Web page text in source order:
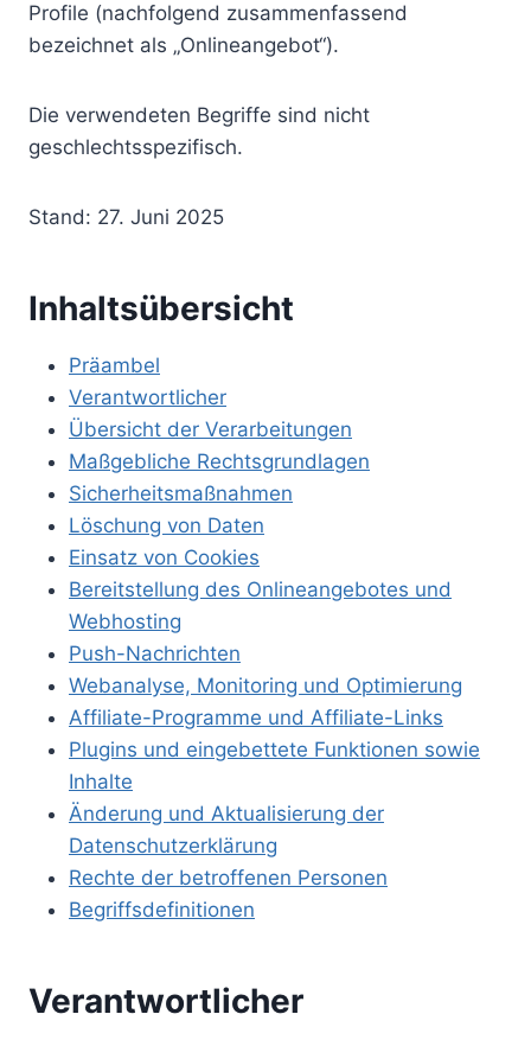
Profile (nachfolgend zusammenfassend
bezeichnet als „Onlineangebot“).
Die verwendeten Begriffe sind nicht
geschlechtsspezifisch.
Stand: 27. Juni 2025
Inhaltsübersicht
Präambel
Verantwortlicher
Übersicht der Verarbeitungen
Maßgebliche Rechtsgrundlagen
Sicherheitsmaßnahmen
Löschung von Daten
Einsatz von Cookies
Bereitstellung des Onlineangebotes und
Webhosting
Push-Nachrichten
Webanalyse, Monitoring und Optimierung
Affiliate-Programme und Affiliate-Links
Plugins und eingebettete Funktionen sowie
Inhalte
Änderung und Aktualisierung der
Datenschutzerklärung
Rechte der betroffenen Personen
Begriffsdefinitionen
Verantwortlicher